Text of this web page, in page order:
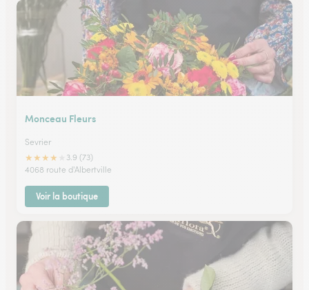
Monceau Fleurs
Sevrier
★★★★
3.9 (73)
4068 route d'Albertville
Voir la boutique